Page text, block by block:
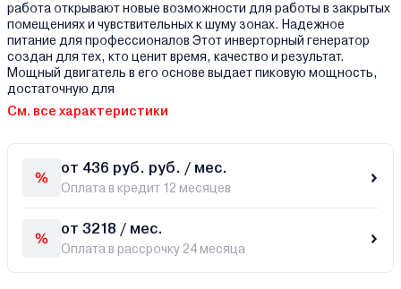
работа открывают новые возможности для работы в закрытых
помещениях и чувствительных к шуму зонах. Надежное
питание для профессионалов Этот инверторный генератор
создан для тех, кто ценит время, качество и результат.
Мощный двигатель в его основе выдает пиковую мощность,
достаточную для
См. все характеристики
от 436 руб. руб. / мес.
Оплата в кредит 12 месяцев
от 3218 / мес.
Оплата в рассрочку 24 месяца